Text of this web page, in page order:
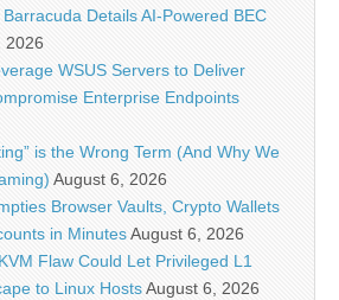
Details AI-Powered BEC
2026
WSUS Servers to Deliver
Enterprise Endpoints
is the Wrong Term (And Why We
August 6, 2026
Browser Vaults, Crypto Wallets
in MinutesAugust 6, 2026
Flaw Could Let Privileged L1
to Linux HostsAugust 6, 2026